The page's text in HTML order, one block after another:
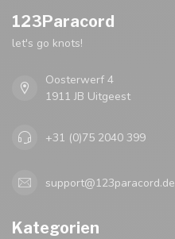
123Paracord
let's go knots!
Oosterwerf 4
1911 JB Uitgeest
+31 (0)75 2040 399
support@123paracord.de
Kategorien